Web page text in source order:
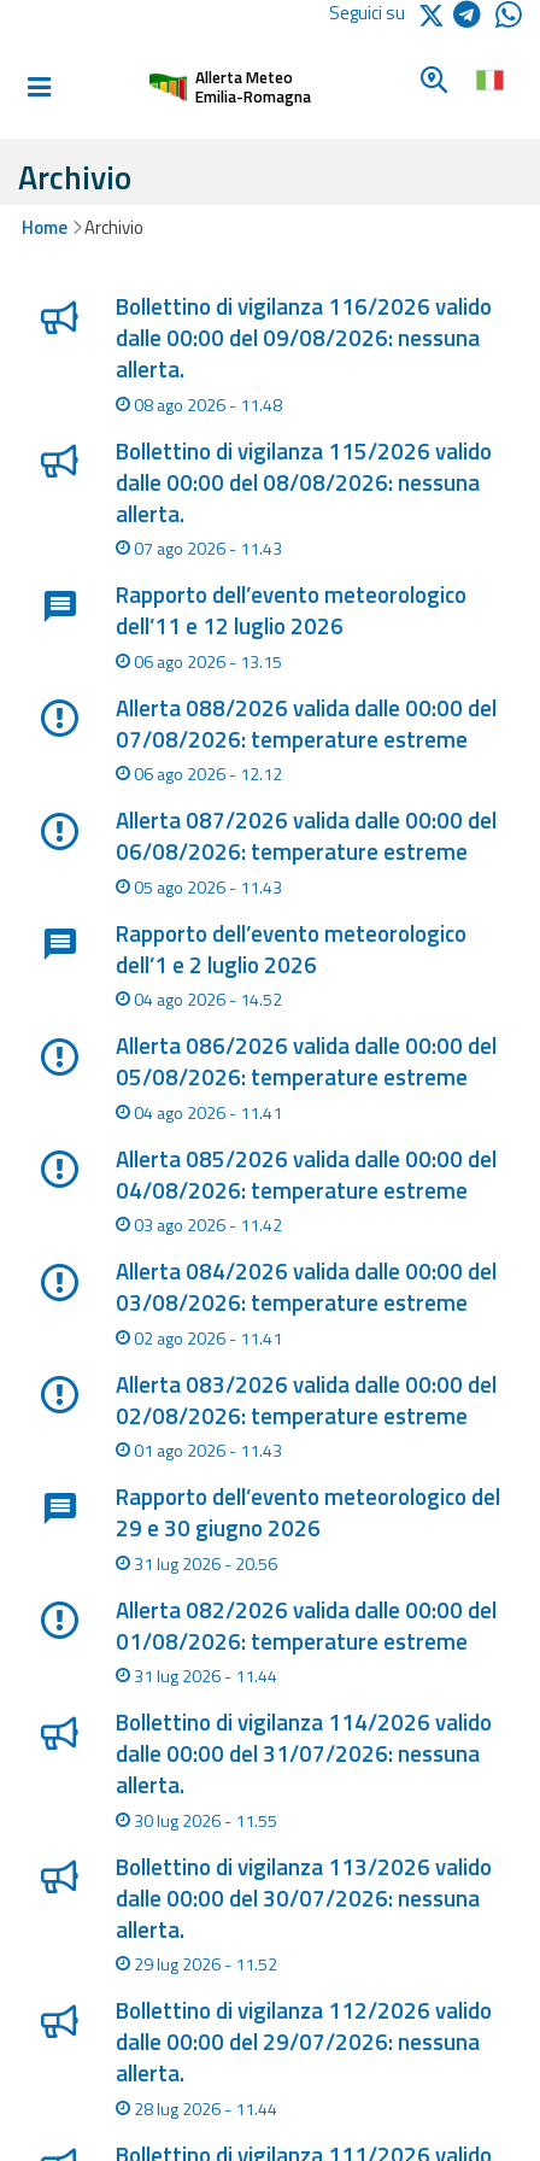
Informati e
Allerte E
Allerte e
Bollettini
Allerte e
Valanghe
Monitoraggio
Previsioni e dati
Previsioni meteo e
marine
Dati osservati
Radar meteo
Strumenti
Operativi
Report
Aggiornamenti
Informazioni
Domande
frequenti
sviluppatori
Meteo
Emilia-
Romagna
Contatti
Seguici su
Allerta Meteo
Emilia-Romagna
Cerca un
Archivio
Home Archivio
Bollettino di vigilanza 116/2026 valido
dalle 00:00 del 09/08/2026: nessuna
allerta.
08 ago 2026 - 11.48
Bollettino di vigilanza 115/2026 valido
dalle 00:00 del 08/08/2026: nessuna
allerta.
07 ago 2026 - 11.43
Rapporto dell’evento meteorologico
dell’11 e 12 luglio 2026
06 ago 2026 - 13.15
Allerta 088/2026 valida dalle 00:00 del
07/08/2026: temperature estreme
06 ago 2026 - 12.12
Allerta 087/2026 valida dalle 00:00 del
06/08/2026: temperature estreme
05 ago 2026 - 11.43
Rapporto dell’evento meteorologico
dell’1 e 2 luglio 2026
04 ago 2026 - 14.52
Allerta 086/2026 valida dalle 00:00 del
05/08/2026: temperature estreme
04 ago 2026 - 11.41
Allerta 085/2026 valida dalle 00:00 del
04/08/2026: temperature estreme
03 ago 2026 - 11.42
Allerta 084/2026 valida dalle 00:00 del
03/08/2026: temperature estreme
02 ago 2026 - 11.41
Allerta 083/2026 valida dalle 00:00 del
02/08/2026: temperature estreme
01 ago 2026 - 11.43
Rapporto dell’evento meteorologico del
29 e 30 giugno 2026
31 lug 2026 - 20.56
Allerta 082/2026 valida dalle 00:00 del
01/08/2026: temperature estreme
31 lug 2026 - 11.44
Bollettino di vigilanza 114/2026 valido
dalle 00:00 del 31/07/2026: nessuna
allerta.
30 lug 2026 - 11.55
Bollettino di vigilanza 113/2026 valido
dalle 00:00 del 30/07/2026: nessuna
allerta.
29 lug 2026 - 11.52
Bollettino di vigilanza 112/2026 valido
dalle 00:00 del 29/07/2026: nessuna
allerta.
28 lug 2026 - 11.44